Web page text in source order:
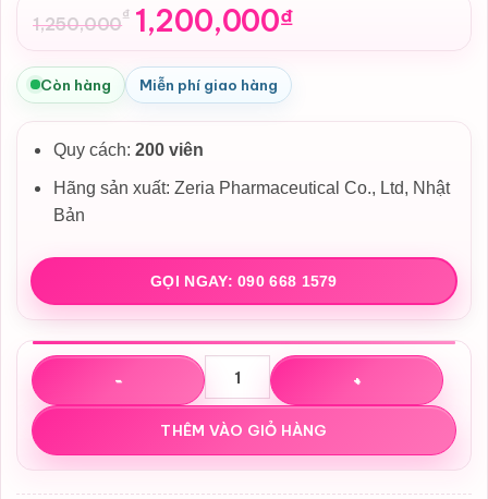
1,250,000₫
Giá
gốc
là:
1,250,000₫.
1,200,000₫
Giá
hiện
tại
là:
1,200,000₫.
Còn hàng Miễn phí giao hàng
Quy cách: 200 viên
Hãng sản xuất: Zeria Pharmaceutical Co., Ltd, Nhật
Bản
GỌI NGAY: 090 668 1579
Viên uống bổ gan Hepalyse G Nhật Bản – Hỗ trợ giải độc
THÊM VÀO GIỎ HÀNG